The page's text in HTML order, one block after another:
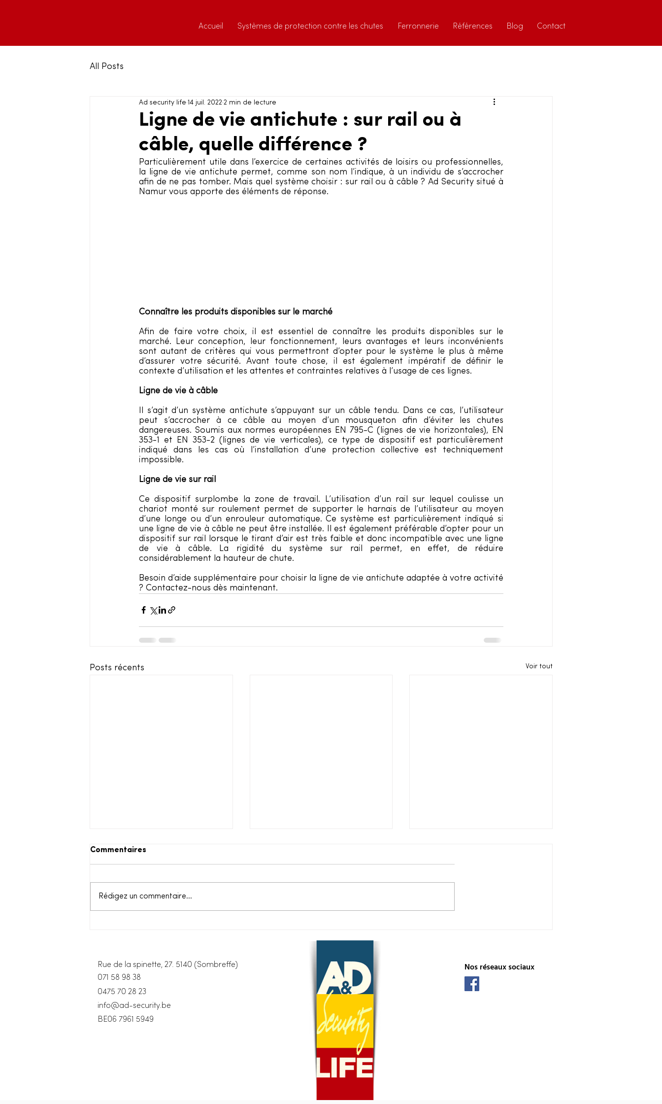
Accueil Systèmes de protection contre les chutes Ferronnerie Références Blog Contact
All Posts
Ligne de vie antichute : sur rail ou à
câble, quelle différence ?
Ad security life 14 juil. 2022 2 min de lecture
Particulièrement utile dans l’exercice de certaines activités de loisirs ou professionnelles,
la ligne de vie antichute permet, comme son nom l’indique, à un individu de s’accrocher
afin de ne pas tomber. Mais quel système choisir : sur rail ou à câble ? Ad Security situé à
Namur vous apporte des éléments de réponse.
Connaître les produits disponibles sur le marché
Afin de faire votre choix, il est essentiel de connaître les produits disponibles sur le
marché. Leur conception, leur fonctionnement, leurs avantages et leurs inconvénients
sont autant de critères qui vous permettront d’opter pour le système le plus à même
d’assurer votre sécurité. Avant toute chose, il est également impératif de définir le
contexte d’utilisation et les attentes et contraintes relatives à l’usage de ces lignes.
Ligne de vie à câble
Il s’agit d’un système antichute s’appuyant sur un câble tendu. Dans ce cas, l’utilisateur
peut s’accrocher à ce câble au moyen d’un mousqueton afin d’éviter les chutes
dangereuses. Soumis aux normes européennes EN 795-C (lignes de vie horizontales), EN
353-1 et EN 353-2 (lignes de vie verticales), ce type de dispositif est particulièrement
indiqué dans les cas où l’installation d’une protection collective est techniquement
impossible.
Ligne de vie sur rail
Ce dispositif surplombe la zone de travail. L’utilisation d’un rail sur lequel coulisse un
chariot monté sur roulement permet de supporter le harnais de l’utilisateur au moyen
d’une longe ou d’un enrouleur automatique. Ce système est particulièrement indiqué si
une ligne de vie à câble ne peut être installée. Il est également préférable d’opter pour un
dispositif sur rail lorsque le tirant d’air est très faible et donc incompatible avec une ligne
de vie à câble. La rigidité du système sur rail permet, en effet, de réduire
considérablement la hauteur de chute.
Besoin d’aide supplémentaire pour choisir la ligne de vie antichute adaptée à votre activité
? Contactez-nous dès maintenant.
Posts récents Voir tout
contre les chutes
travail (conseils)
Commentaires
Rédigez un commentaire...
Rue de la spinette, 27. 5140 (Sombreffe)
071 58 98 38
0475 70 28 23
info@ad-security.be
BE06 7961 5949
Nos réseaux sociaux